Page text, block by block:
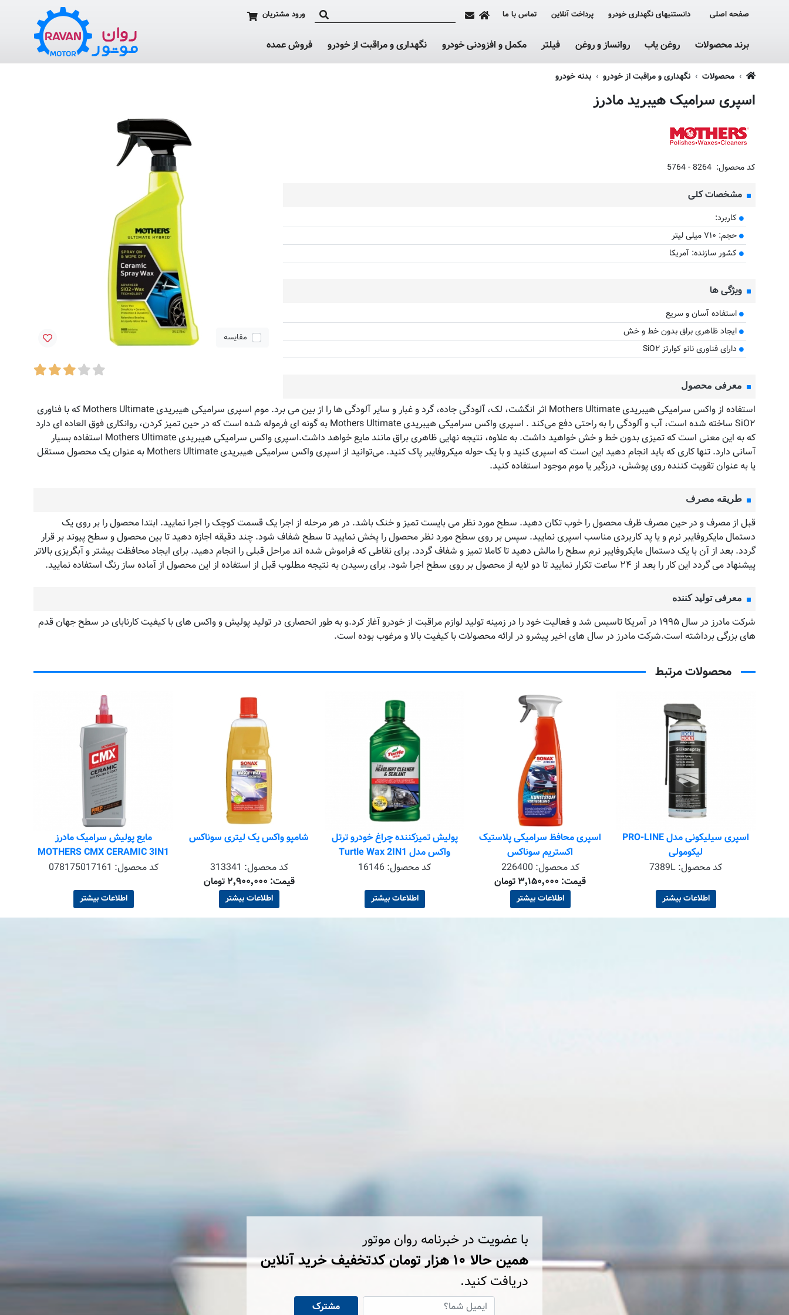
صفحه اصلی دانستنیهای نگهداری خودرو پرداخت آنلاین تماس با ما ورود مشتریان
برند محصولات روغن یاب روانساز و روغن فیلتر مکمل و افزودنی خودرو نگهداری و مراقبت از خودرو فروش عمده
محصولات نگهداری و مراقبت از خودرو بدنه خودرو
اسپری سرامیک هیبرید مادرز
مقایسه
کد محصول: 5764 - 8264
مشخصات کلی
کاربرد:
حجم: ۷۱۰ میلی لیتر
کشور سازنده: آمریکا
ویژگی ها
استفاده آسان و سریع
ایجاد ظاهری براق بدون خط و خش
دارای فناوری نانو کوارتز SiO۲
معرفی محصول
استفاده از واکس سرامیکی هیبریدی Mothers Ultimate اثر انگشت، لک، آلودگی جاده، گرد و غبار و سایر آلودگی ها را از بین می برد. موم اسپری سرامیکی هیبریدی Mothers Ultimate که با فناوری
SiO۲ ساخته شده است، آب و آلودگی را به راحتی دفع می‌کند . اسپری واکس سرامیکی هیبریدی Mothers Ultimate به گونه ای فرموله شده است که در حین تمیز کردن، روانکاری فوق العاده ای دارد
که به این معنی است که تمیزی بدون خط و خش خواهید داشت. به علاوه، نتیجه نهایی ظاهری براق مانند مایع خواهد داشت.اسپری واکس سرامیکی هیبریدی Mothers Ultimate استفاده بسیار
آسانی دارد. تنها کاری که باید انجام دهید این است که اسپری کنید و با یک حوله میکروفایبر پاک کنید. می‌توانید از اسپری واکس سرامیکی هیبریدی Mothers Ultimate به عنوان یک محصول مستقل
یا به عنوان تقویت کننده روی پوشش، درزگیر یا موم موجود استفاده کنید.
طریقه مصرف
قبل از مصرف و در حین مصرف ظرف محصول را خوب تکان دهید. سطح مورد نظر می بایست تمیز و خنک باشد. در هر مرحله از اجرا یک قسمت کوچک را اجرا نمایید. ابتدا محصول را بر روی یک
دستمال مایکروفایبر نرم و یا پد کاربردی مناسب اسپری نمایید. سپس بر روی سطح مورد نظر محصول را پخش نمایید تا سطح شفاف شود. چند دقیقه اجازه دهید تا بین محصول و سطح پیوند بر قرار
گردد. بعد از آن با یک دستمال مایکروفایبر نرم سطح را مالش دهید تا کاملا تمیز و شفاف گردد. برای نقاطی که فراموش شده اند مراحل قبلی را انجام دهید. برای ایجاد محافظت بیشتر و آبگریزی بالاتر
پیشنهاد می گردد این کار را بعد از ۲۴ ساعت تکرار نمایید تا دو لایه از محصول بر روی سطح اجرا شود. برای رسیدن به نتیجه مطلوب قبل از استفاده از این محصول از آماده ساز رنگ استفاده نمایید.
معرفی تولید کننده
شرکت مادرز در سال ۱۹۹۵ در آمریکا تاسیس شد و فعالیت خود را در زمینه تولید لوازم مراقبت از خودرو آغاز کرد.و به طور انحصاری در تولید پولیش و واکس های با کیفیت کارنابای در سطح جهان قدم
های بزرگی برداشته است.شرکت مادرز در سال های اخیر پیشرو در ارائه محصولات با کیفیت بالا و مرغوب بوده است.
محصولات مرتبط
اسپری سیلیکونی مدل PRO-LINE
لیکومولی
کد محصول: 7389L
اطلاعات بیشتر
اسپری محافظ سرامیکی پلاستیک
اکستریم سوناکس
کد محصول: 226400
قیمت: ۳٬۱۵۰٬۰۰۰ تومان
اطلاعات بیشتر
پولیش تمیزکننده چراغ خودرو ترتل
واکس مدل Turtle Wax 2IN1
کد محصول: 16146
اطلاعات بیشتر
شامپو واکس یک لیتری سوناکس
کد محصول: 313341
قیمت: ۲٬۹۰۰٬۰۰۰ تومان
اطلاعات بیشتر
مایع پولیش سرامیک مادرز
MOTHERS CMX CERAMIC 3IN1
POLISH&COATکد محصول: 078175017161
اطلاعات بیشتر
با عضویت در خبرنامه روان موتور
همین حالا ۱۰ هزار تومان کد‌تخفیف خرید آنلاین
دریافت کنید.
مشترک